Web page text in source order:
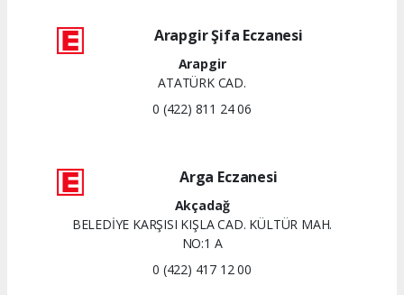
Arapgir Şifa Eczanesi
Arapgir
ATATÜRK CAD.
0 (422) 811 24 06
Arga Eczanesi
Akçadağ
BELEDİYE KARŞISI KIŞLA CAD. KÜLTÜR MAH.
NO:1 A
0 (422) 417 12 00